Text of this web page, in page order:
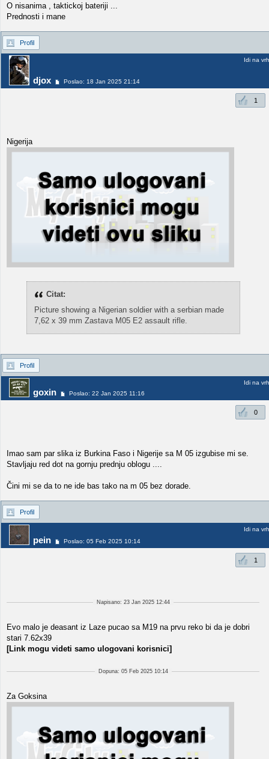
O nisanima , taktickoj bateriji ...
Prednosti i mane
Profil
djox Poslao: 18 Jan 2025 21:14
Idi na vrh
1
Nigerija
Citat:
Picture showing a Nigerian soldier with a serbian made
7,62 x 39 mm Zastava M05 E2 assault rifle.
Profil
goxin Poslao: 22 Jan 2025 11:16
Idi na vrh
0
Imao sam par slika iz Burkina Faso i Nigerije sa M 05 izgubise mi se.
Stavljaju red dot na gornju prednju oblogu ....
Čini mi se da to ne ide bas tako na m 05 bez dorade.
Profil
pein Poslao: 05 Feb 2025 10:14
Idi na vrh
1
Napisano: 23 Jan 2025 12:44
Evo malo je deasant iz Laze pucao sa M19 na prvu reko bi da je dobri
stari 7.62x39
[Link mogu videti samo ulogovani korisnici]
Dopuna: 05 Feb 2025 10:14
Za Goksina